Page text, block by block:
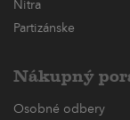
Nitra
Partizánske
Nákupný
Osobné odbery